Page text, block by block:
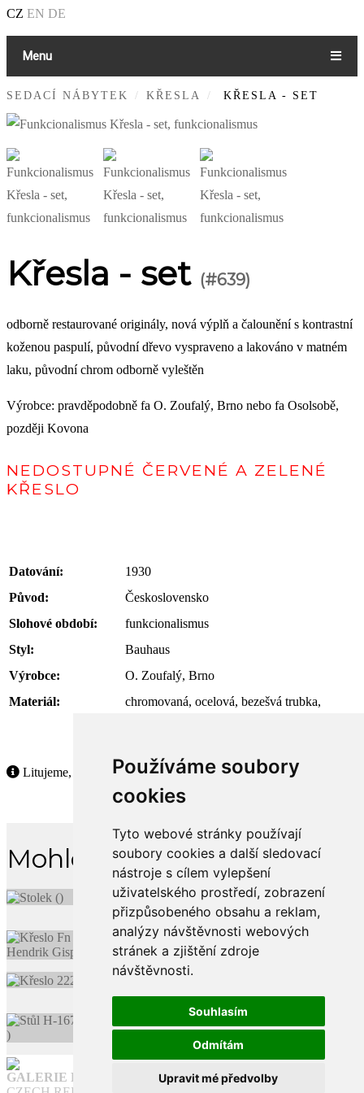
Používáme soubory
cookies
Tyto webové stránky používají
soubory cookies a další sledovací
nástroje s cílem vylepšení
uživatelského prostředí, zobrazení
přizpůsobeného obsahu a reklam,
analýzy návštěvnosti webových
stránek a zjištění zdroje
návštěvnosti.
Souhlasím
Odmítám
Upravit mé předvolby
CZ EN DE
Menu
SEDACÍ NÁBYTEK KŘESLA KŘESLA - SET
Křesla - set (#639)
odborně restaurované originály, nová výplň a čalounění s kontrastní
koženou paspulí, původní dřevo vyspraveno a lakováno v matném
laku, původní chrom odborně vyleštěn
Výrobce: pravděpodobně fa O. Zoufalý, Brno nebo fa Osolsobě,
později Kovona
NEDOSTUPNÉ ČERVENÉ A ZELENÉ
KŘESLO
Datování:
1930
Původ:
Československo
Slohové období:
funkcionalismus
Styl:
Bauhaus
Výrobce:
O. Zoufalý, Brno
Materiál:
chromovaná, ocelová, bezešvá trubka,
Litujeme, ale tento produkt již není dostupný.
Mohlo by se Vám líbit
GALERIE FUNKCE